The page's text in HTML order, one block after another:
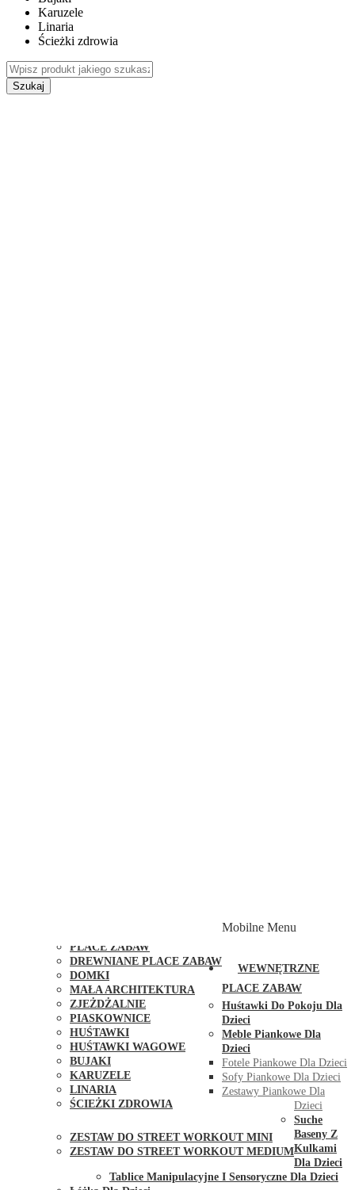
Karuzele
Linaria
Ścieżki zdrowia
Szukaj
PLACE ZABAW
DREWNIANE PLACE ZABAW
DOMKI
MAŁA ARCHITEKTURA
ZJEŻDŻALNIE
PIASKOWNICE
HUŚTAWKI
HUŚTAWKI WAGOWE
BUJAKI
KARUZELE
LINARIA
ŚCIEŻKI ZDROWIA
ZESTAW DO STREET WORKOUT MINI
ZESTAW DO STREET WORKOUT MEDIUM
Mobilne Menu
WEWNĘTRZNE
PLACE ZABAW
Huśtawki Do Pokoju Dla
Dzieci
Meble Piankowe Dla
Dzieci
Fotele Piankowe Dla Dzieci
Sofy Piankowe Dla Dzieci
Zestawy Piankowe Dla
Dzieci
Suche
Baseny Z
Kulkami
Dla Dzieci
Tablice Manipulacyjne I Sensoryczne Dla Dzieci